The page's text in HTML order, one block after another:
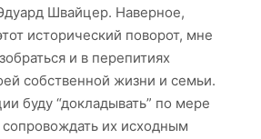
Швайцер. Наверное,
исторический поворот, мне
и в перепитиях
собственной жизни и семьи.
буду “докладывать” по мере
сопровождать их исходным